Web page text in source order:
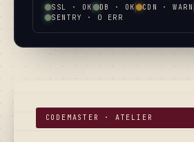
SSL · OK DB · OK
CDN · WARN
SENTRY · 0 ERR
CODEMASTER · ATELIER